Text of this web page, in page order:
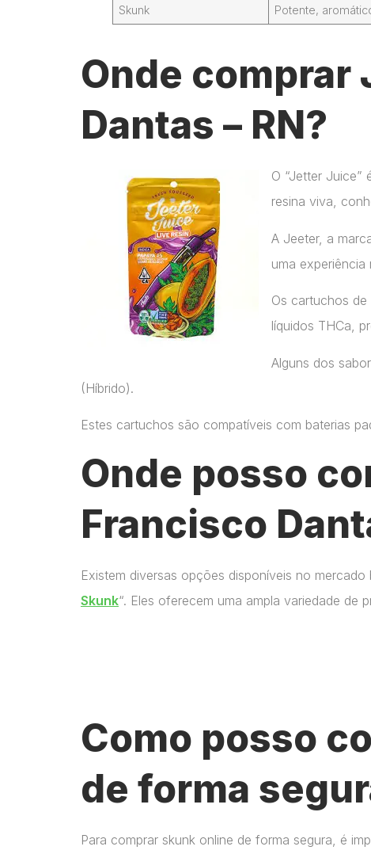
Skunk Potente,
Onde comprar
Dantas – RN?
O “Jetter
resina viva,
A Jeeter, a
uma
Os cartuchos
líquidos THCa,
Alguns dos
(Híbrido).
Estes cartuchos são compatíveis com baterias
Onde posso
Francisco
Existem diversas opções disponíveis no
Skunk“. Eles oferecem uma ampla variedade de
Como posso
de forma
Para comprar skunk online de forma segura, é